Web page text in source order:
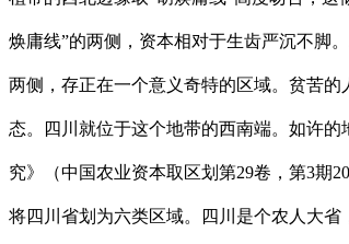
焕庸线”的两侧，资本相对于生齿严沉不脚
两侧，存正在一个意义奇特的区域。贫苦
态。四川就位于这个地带的西南端。如许
究》（中国农业资本取区划第29卷，第3期
将四川省划为六类区域。四川是个农人大